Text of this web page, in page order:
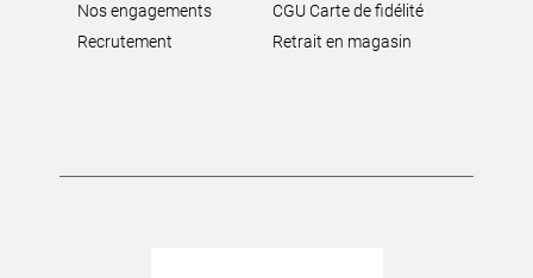
Nos engagements
Recrutement
CGU Carte de fidélité
Retrait en magasin